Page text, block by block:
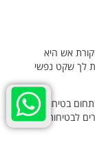
אש היא
לך שקט נפשי
בטיחות
לבטיחות אש